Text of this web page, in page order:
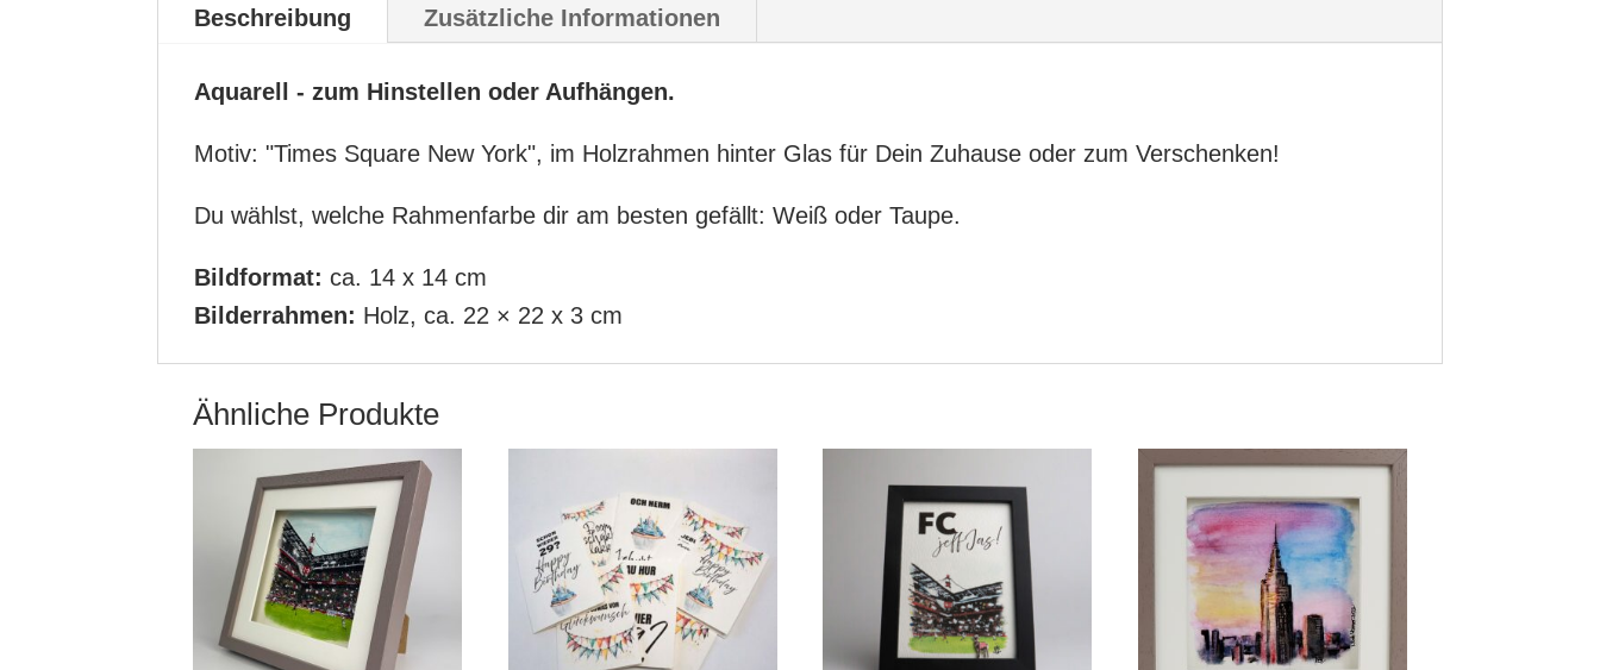
Beschreibung Zusätzliche Informationen
Aquarell - zum Hinstellen oder Aufhängen.
Motiv: "Times Square New York", im Holzrahmen hinter Glas für Dein Zuhause oder zum Verschenken!
Du wählst, welche Rahmenfarbe dir am besten gefällt: Weiß oder Taupe.
Bildformat: ca. 14 x 14 cm
Bilderrahmen: Holz, ca. 22 × 22 x 3 cm
Ähnliche Produkte